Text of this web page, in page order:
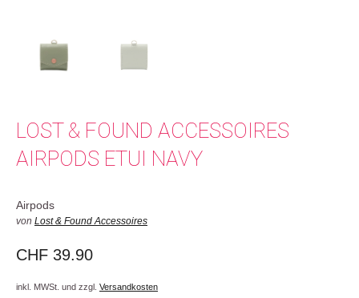
LOST & FOUND ACCESSOIRES
AIRPODS ETUI NAVY
Airpods
von Lost & Found Accessoires
CHF 39.90
inkl. MWSt. und zzgl. Versandkosten